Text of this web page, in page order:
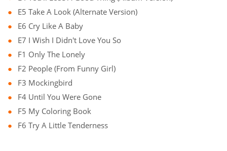
E5 Take A Look (Alternate Version)
E6 Cry Like A Baby
E7 I Wish I Didn't Love You So
F1 Only The Lonely
F2 People (From Funny Girl)
F3 Mockingbird
F4 Until You Were Gone
F5 My Coloring Book
F6 Try A Little Tenderness